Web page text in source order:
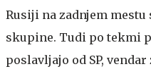
Rusiji na zadnjem
skupine. Tudi po tekmi
poslavljajo od SP,